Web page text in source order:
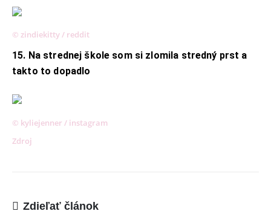
© zindiekitty / reddit
15. Na strednej škole som si zlomila stredný prst a
takto to dopadlo
© kyliejenner / instagram
Zdroj
Zdieľať článok